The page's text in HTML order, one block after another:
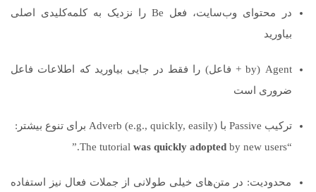
در محتوای وب‌سایت، فعل Be را نزدیک به کلمه‌کلیدی اصلی
بیاورید
Agent (by + فاعل) را فقط در جایی بیاورید که اطلاعات فاعل
ضروری است
ترکیب Passive با Adverb (e.g., quickly, easily) برای تنوع بیشتر:
“The tutorial
was quickly adoptedby new users.”
محدودیت: در متن‌های خیلی طولانی از جملات فعال نیز استفاده